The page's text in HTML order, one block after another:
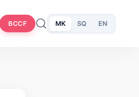
BCCF MK SQ EN